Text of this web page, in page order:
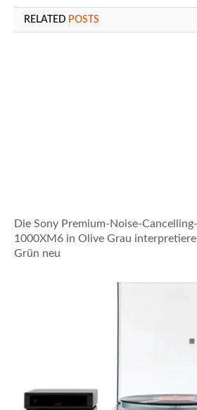
RELATED POSTS
Die Sony Premium-Noise-
1000XM6 in Olive Grau
Grün neu